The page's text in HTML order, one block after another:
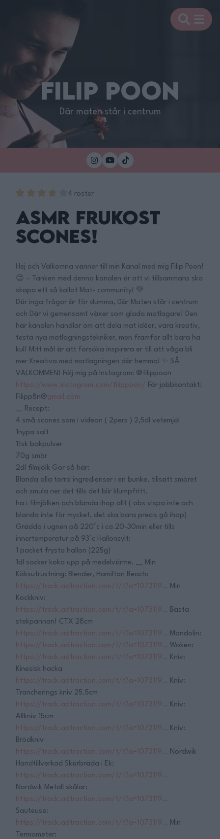
FILIP POON
Där maten står i centrum
4 röster
ASMR Frukost
Scones!
Hej och Välkomna vänner till min Kanal med mig Filip Poon!
😊 – Tanken med denna kanalen är att vi tillsammans ska
skapa ett så kallat Mat- community! 💚
Där inga frågor är för dumma, Där Maten står i centrum
och Där vi gemensamt växer som glada matlagare! Den
här kanalen handlar om att dela mat idéer, vara kreativ,
testa nya matlagningstekniker, men framför allt bara ha
kul! Mitt mål är att försöka inspirera er till att våga bli
mer Kreativa med matlagningen där hemma! ✨ SÅ
VÄLKOMMEN! Följ mig på Instagram: @filippoon
https://www.instagram.com/filippoon/ För jobbkontakt:
Filipp8n@gmail.com
__ Recept:
4 små scones som i videon ( 2pers ) 2,5dl vetemjöl
1nypa salt
1tsk bakpulver
70g smör
2dl filmjölk Gör så här:
Blanda alla torra ingredienser i en bunke, tillsätt smöret
och smula ner det tills det blir klumpfritt.
ha i filmjölken och blanda ihop allt ( obs vispa inte och
blanda inte för mycket, det ska bara precis gå ihop)
Grädda i ugnen på 220°c i ca 20-30min eller tills
innertemperatur på 93°c Hallonsylt:
1 packet frysta hallon (225g)
1dl socker koka upp på medelvärme. __ Min
Köksutrustning: Blender, Hamilton Beach:
https://track.adtraction.com/t/t?a=1073119… Min
Kockkniv:
https://track.adtraction.com/t/t?a=1073119… Bästa
stekpannan! CTX 28cm
https://track.adtraction.com/t/t?a=1073119… Mandolin:
https://track.adtraction.com/t/t?a=1073119… Woken:
https://track.adtraction.com/t/t?a=1073119… Kniv:
Kinesisk hacka
https://track.adtraction.com/t/t?a=1073119… Kniv:
Trancherings kniv 25.5cm
https://track.adtraction.com/t/t?a=1073119… Kniv:
Allkniv 15cm
https://track.adtraction.com/t/t?a=1073119… Kniv:
Brödkniv
https://track.adtraction.com/t/t?a=1073119… Nordwik
Handtillverkad Skärbräda i Ek:
https://track.adtraction.com/t/t?a=1073119…
Nordwik Metall skålar:
https://track.adtraction.com/t/t?a=1073119…
Sauteuse:
https://track.adtraction.com/t/t?a=1073119… Min
Termometer: